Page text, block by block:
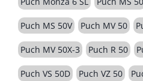
Puch MS 50V Puch MV 50
Puch MV 50X-3 Puch R 50
Puch VS 50D Puch VZ 50